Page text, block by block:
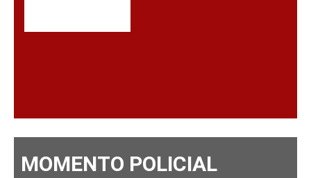
MOMENTO POLICIAL